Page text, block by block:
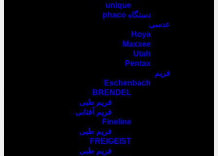
unique
دستگاه phaco
عدسی
Hoya
Maxxee
Utah
Pentax
فریم
Eschenbach
BRENDEL
فریم طبی
فریم آفتابی
Fineline
فریم طبی
FREIGEIST
فریم طبی